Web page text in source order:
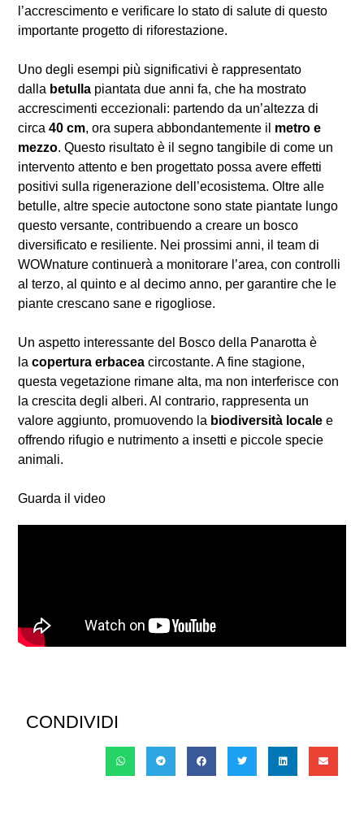
l’accrescimento e verificare lo stato di salute di questo
importante progetto di riforestazione.
Uno degli esempi più significativi è rappresentato
dalla betulla piantata due anni fa, che ha mostrato
accrescimenti eccezionali: partendo da un’altezza di
circa 40 cm, ora supera abbondantemente il metro e
mezzo. Questo risultato è il segno tangibile di come un
intervento attento e ben progettato possa avere effetti
positivi sulla rigenerazione dell’ecosistema. Oltre alle
betulle, altre specie autoctone sono state piantate lungo
questo versante, contribuendo a creare un bosco
diversificato e resiliente. Nei prossimi anni, il team di
WOWnature continuerà a monitorare l’area, con controlli
al terzo, al quinto e al decimo anno, per garantire che le
piante crescano sane e rigogliose.
Un aspetto interessante del Bosco della Panarotta è
la copertura erbacea circostante. A fine stagione,
questa vegetazione rimane alta, ma non interferisce con
la crescita degli alberi. Al contrario, rappresenta un
valore aggiunto, promuovendo la biodiversità locale e
offrendo rifugio e nutrimento a insetti e piccole specie
animali.
Guarda il video
CONDIVIDI